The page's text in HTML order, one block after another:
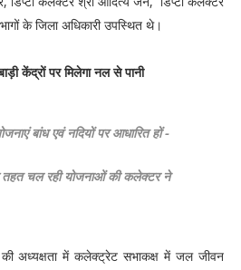
के जिला अधिकारी उपस्थित थे।
केंद्रों पर मिलेगा नल से पानी
बांध एवं नदियों पर आधारित हों -
चल रही योजनाओं की कलेक्टर ने
अध्यक्षता में कलेक्ट्रेट सभाकक्ष में जल जीवन